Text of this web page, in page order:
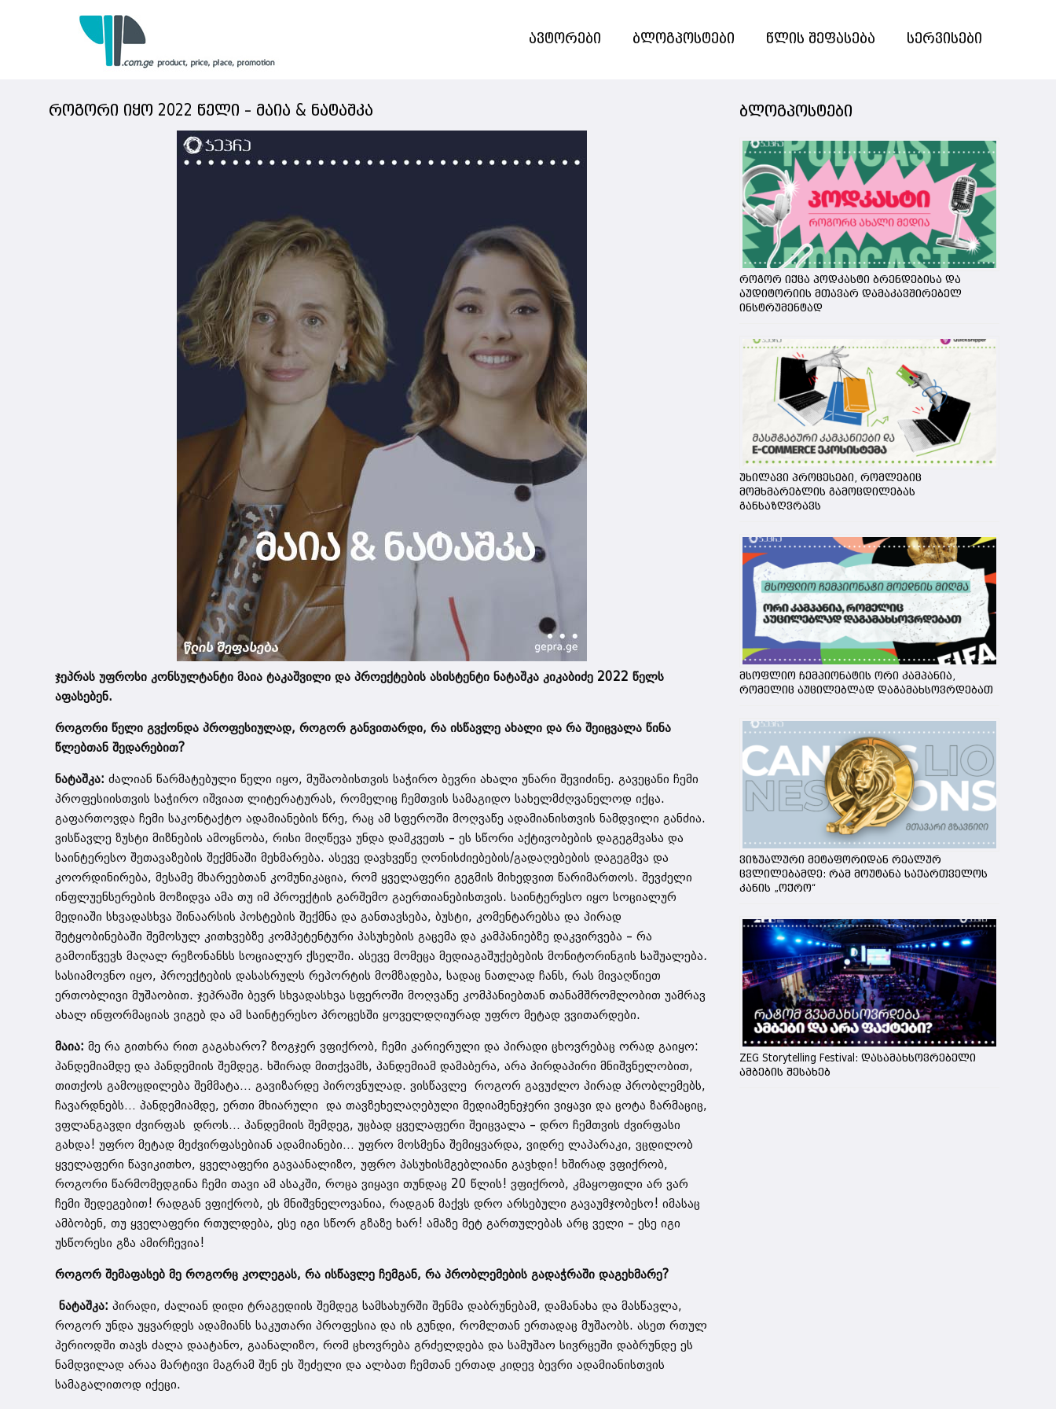
ავტორები ბლოგპოსტები წლის შეფასება სერვისები
როგორი იყო 2022 წელი – მაია & ნატაშკა
ჯეპრას უფროსი კონსულტანტი მაია ტაკაშვილი და პროექტების ასისტენტი ნატაშკა კიკაბიძე 2022 წელს
აფასებენ.
როგორი წელი გვქონდა პროფესიულად, როგორ განვითარდი, რა ისწავლე ახალი და რა შეიცვალა წინა
წლებთან შედარებით?
ნატაშკა:ძალიან წარმატებული წელი იყო, მუშაობისთვის საჭირო ბევრი ახალი უნარი შევიძინე. გავეცანი ჩემი
პროფესიისთვის საჭირო იშვიათ ლიტერატურას, რომელიც ჩემთვის სამაგიდო სახელმძღვანელოდ იქცა.
გაფართოვდა ჩემი საკონტაქტო ადამიანების წრე, რაც ამ სფეროში მოღვაწე ადამიანისთვის ნამდვილი განძია.
ვისწავლე ზუსტი მიზნების ამოცნობა, რისი მიღწევა უნდა დამკვეთს – ეს სწორი აქტივობების დაგეგმვასა და
საინტერესო შეთავაზების შექმნაში მეხმარება. ასევე დავხვეწე ღონისძიებების/გადაღებების დაგეგმვა და
კოორდინირება, მესამე მხარეებთან კომუნიკაცია, რომ ყველაფერი გეგმის მიხედვით წარიმართოს. შევძელი
ინფლუენსერების მოზიდვა ამა თუ იმ პროექტის გარშემო გაერთიანებისთვის. საინტერესო იყო სოციალურ
მედიაში სხვადასხვა შინაარსის პოსტების შექმნა და განთავსება, ბუსტი, კომენტარებსა და პირად
შეტყობინებაში შემოსულ კითხვებზე კომპეტენტური პასუხების გაცემა და კამპანიებზე დაკვირვება – რა
გამოიწვევს მაღალ რეზონანსს სოციალურ ქსელში. ასევე მომეცა მედიაგაშუქებების მონიტორინგის საშუალება.
სასიამოვნო იყო, პროექტების დასასრულს რეპორტის მომზადება, სადაც ნათლად ჩანს, რას მივაღწიეთ
ერთობლივი მუშაობით. ჯეპრაში ბევრ სხვადასხვა სფეროში მოღვაწე კომპანიებთან თანამშრომლობით უამრავ
ახალ ინფორმაციას ვიგებ და ამ საინტერესო პროცესში ყოველდღიურად უფრო მეტად ვვითარდები.
მაია: მე რა გითხრა რით გაგახარო? ზოგჯერ ვფიქრობ, ჩემი კარიერული და პირადი ცხოვრებაც ორად გაიყო:
პანდემიამდე და პანდემიის შემდეგ. ხშირად მითქვამს, პანდემიამ დამაბერა, არა პირდაპირი მნიშვნელობით,
თითქოს გამოცდილება შემმატა… გავიზარდე პიროვნულად. ვისწავლე როგორ გავუძლო პირად პრობლემებს,
ჩავარდნებს… პანდემიამდე, ერთი მხიარული და თავზეხელაღებული მედიამენეჯერი ვიყავი და ცოტა ზარმაციც,
ვფლანგავდი ძვირფას დროს… პანდემიის შემდეგ, უცბად ყველაფერი შეიცვალა – დრო ჩემთვის ძვირფასი
გახდა! უფრო მეტად მეძვირფასებიან ადამიანები… უფრო მოსმენა შემიყვარდა, ვიდრე ლაპარაკი, ვცდილობ
ყველაფერი წავიკითხო, ყველაფერი გავაანალიზო, უფრო პასუხისმგებლიანი გავხდი! ხშირად ვფიქრობ,
როგორი წარმომედგინა ჩემი თავი ამ ასაკში, როცა ვიყავი თუნდაც 20 წლის! ვფიქრობ, კმაყოფილი არ ვარ
ჩემი შედეგებით! რადგან ვფიქრობ, ეს მნიშვნელოვანია, რადგან მაქვს დრო არსებული გავაუმჯობესო! იმასაც
ამბობენ, თუ ყველაფერი რთულდება, ესე იგი სწორ გზაზე ხარ! ამაზე მეტ გართულებას არც ველი – ესე იგი
უსწორესი გზა ამირჩევია!
როგორ შემაფასებ მე როგორც კოლეგას, რა ისწავლე ჩემგან, რა პრობლემების გადაჭრაში დაგეხმარე?
ნატაშკა:პირადი, ძალიან დიდი ტრაგედიის შემდეგ სამსახურში შენმა დაბრუნებამ, დამანახა და მასწავლა,
როგორ უნდა უყვარდეს ადამიანს საკუთარი პროფესია და ის გუნდი, რომლთან ერთადაც მუშაობს. ასეთ რთულ
პერიოდში თავს ძალა დაატანო, გაანალიზო, რომ ცხოვრება გრძელდება და სამუშაო სივრცეში დაბრუნდე ეს
ნამდვილად არაა მარტივი მაგრამ შენ ეს შეძელი და ალბათ ჩემთან ერთად კიდევ ბევრი ადამიანისთვის
სამაგალითოდ იქეცი.
ბლოგპოსტები
როგორ იქცა პოდკასტი ბრენდებისა და
აუდიტორიის მთავარ დამაკავშირებელ
ინსტრუმენტად
უხილავი პროცესები, რომლებიც
მომხმარებლის გამოცდილებას
განსაზღვრავს
მსოფლიო ჩემპიონატის ორი კამპანია,
რომელიც აუცილებლად დაგამახსოვრდებათ
ვიზუალური მეტაფორიდან რეალურ
ცვლილებამდე: რამ მოუტანა საქართველოს
კანის „ოქრო“
ZEG Storytelling Festival: დასამახსოვრებელი
ამბების შესახებ